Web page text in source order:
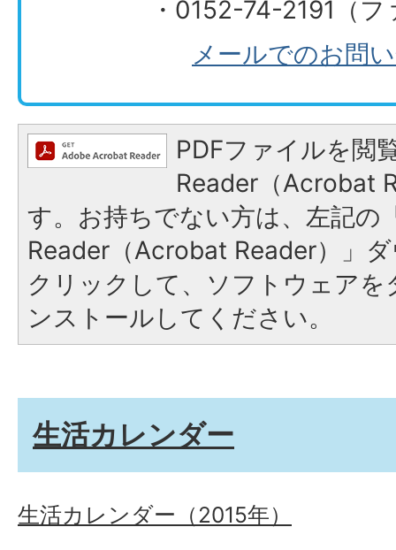
・0152-74-2191（
メールでのお問
PDFファイルを閲
Reader（Acrobat
す。お持ちでない方は、左記の
Reader（Acrobat Reader）」
クリックして、ソフトウェア
ンストールしてください。
生活カレンダー
生活カレンダー（2015年）